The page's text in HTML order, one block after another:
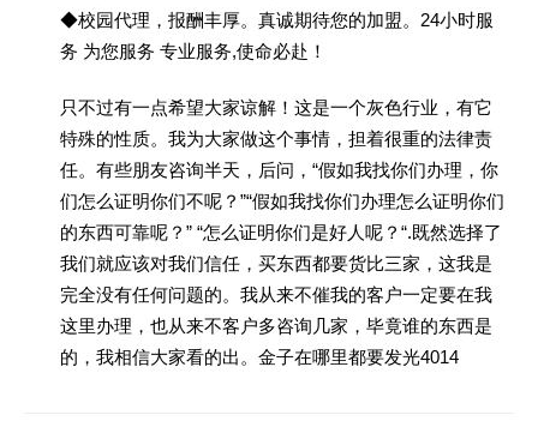
◆校园代理，报酬丰厚。真诚期待您的加盟。24小时服
务 为您服务 专业服务,使命必赴！
只不过有一点希望大家谅解！这是一个灰色行业，有它
特殊的性质。我为大家做这个事情，担着很重的法律责
任。有些朋友咨询半天，后问，“假如我找你们办理，你
们怎么证明你们不呢？”“假如我找你们办理怎么证明你们
的东西可靠呢？” “怎么证明你们是好人呢？“.既然选择了
我们就应该对我们信任，买东西都要货比三家，这我是
完全没有任何问题的。我从来不催我的客户一定要在我
这里办理，也从来不客户多咨询几家，毕竟谁的东西是
的，我相信大家看的出。金子在哪里都要发光4014